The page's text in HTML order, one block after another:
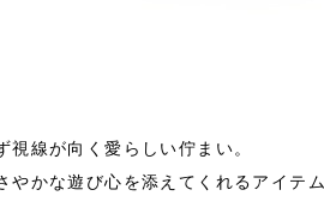
線が向く愛らしい佇まい。
やかな遊び心を添えてくれるアイテ